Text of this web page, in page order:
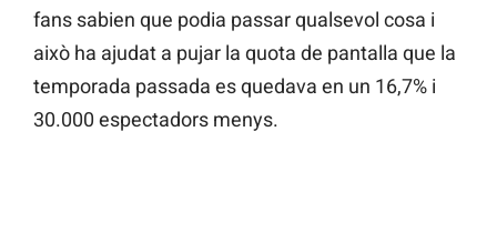
fans sabien que podia passar qualsevol cosa i
això ha ajudat a pujar la quota de pantalla que la
temporada passada es quedava en un 16,7% i
30.000 espectadors menys.